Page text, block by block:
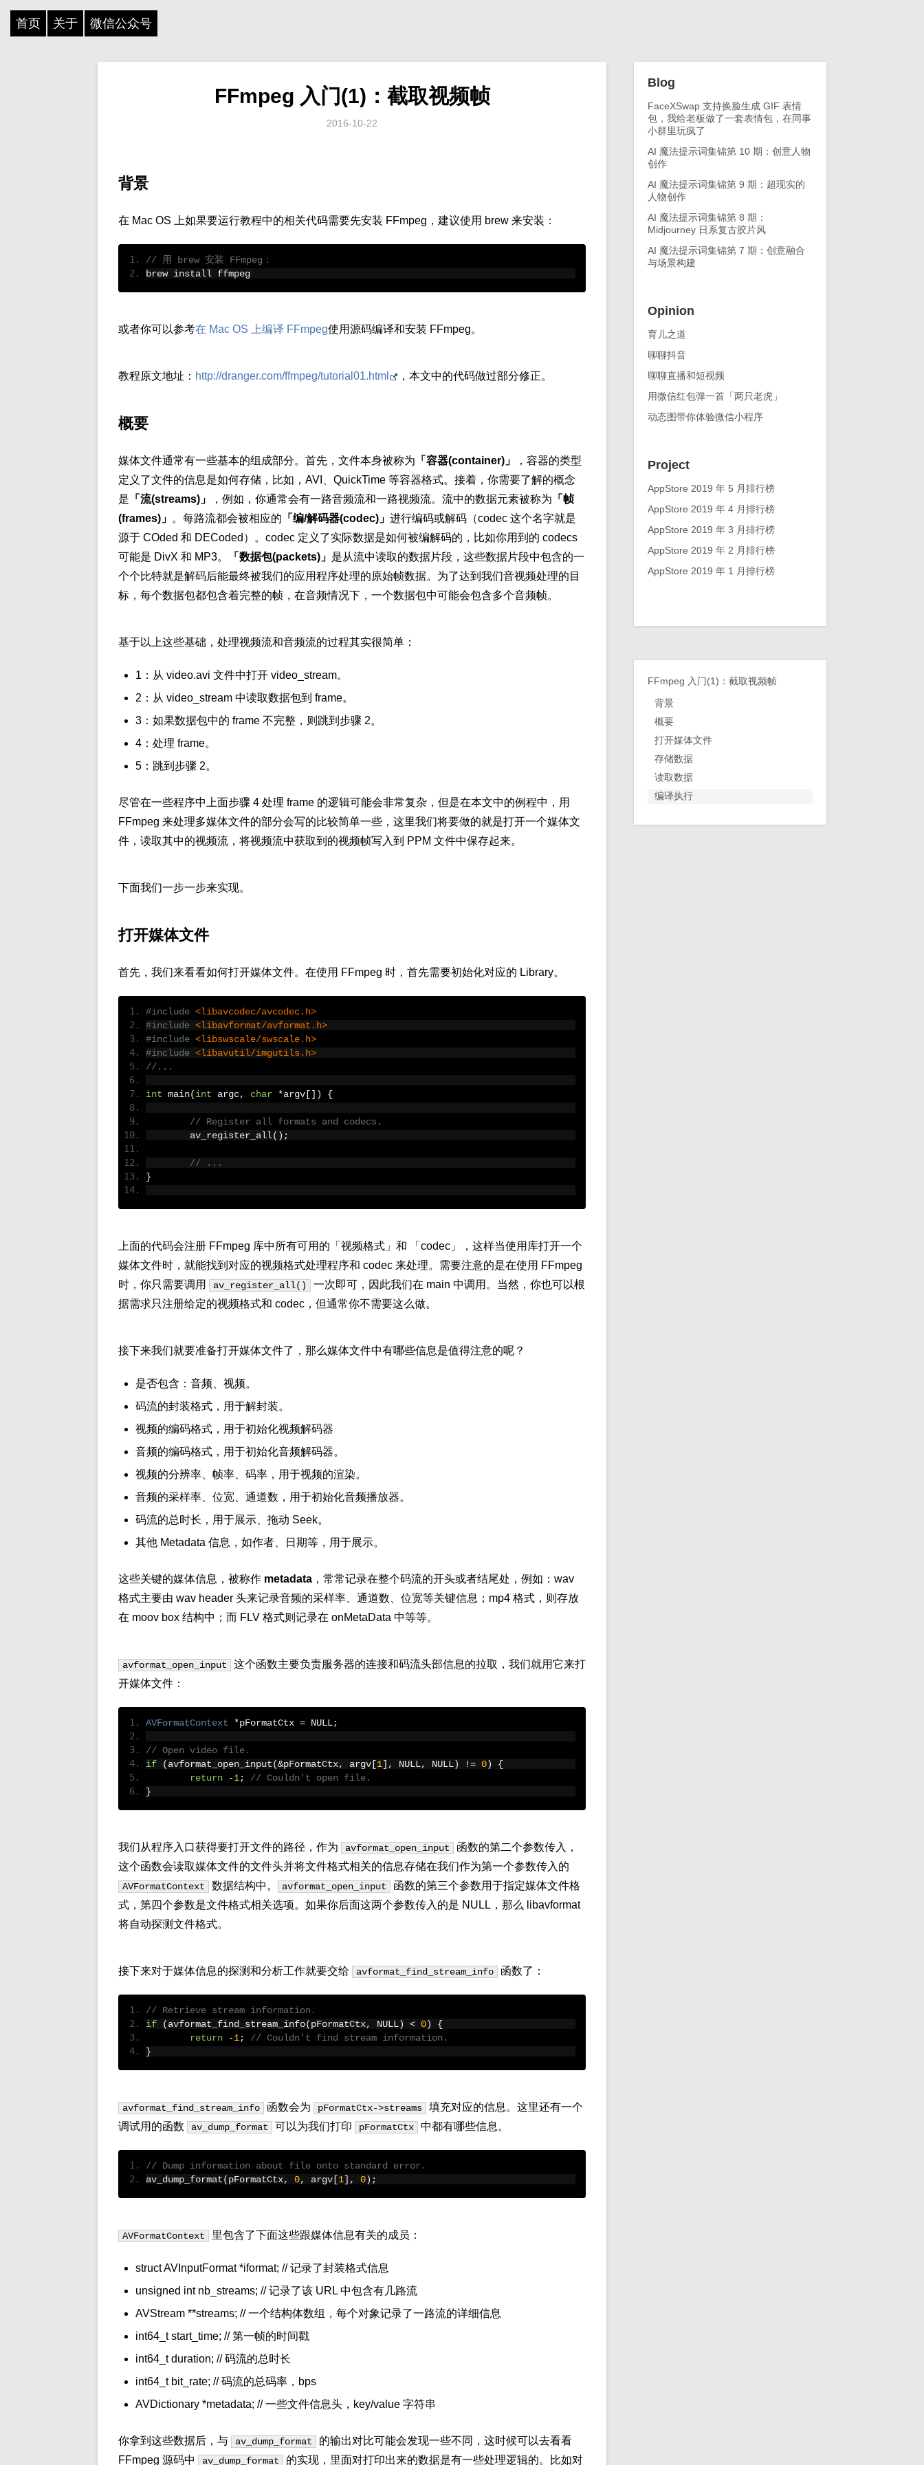
首页 关于 微信公众号
FFmpeg 入门(1)：截取视频帧
2016-10-22
背景
在 Mac OS 上如果要运行教程中的相关代码需要先安装 FFmpeg，建议使用 brew 来安装：
// 用 brew 安装 FFmpeg：
brew install ffmpeg
或者你可以参考在 Mac OS 上编译 FFmpeg使用源码编译和安装 FFmpeg。
教程原文地址： http://dranger.com/ffmpeg/tutorial01.html ，本文中的代码做过部分修正。
概要
媒体文件通常有一些基本的组成部分。首先，文件本身被称为 「容器(container)」
，容器的类型
定义了文件的信息是如何存储，比如，AVI、QuickTime 等容器格式。接着，你需要了解的概念
是 「流(streams)」 ，例如，你通常会有一路音频流和一路视频流。流中的数据元素被称为 「帧
(frames)」 。每路流都会被相应的 「编/解码器(codec)」 进行编码或解码（codec 这个名字就是
源于 COded 和 DECoded）。codec 定义了实际数据是如何被编解码的，比如你用到的 codecs
可能是 DivX 和 MP3。
「数据包(packets)」 是从流中读取的数据片段，这些数据片段中包含的一
个个比特就是解码后能最终被我们的应用程序处理的原始帧数据。为了达到我们音视频处理的目
标，每个数据包都包含着完整的帧，在音频情况下，一个数据包中可能会包含多个音频帧。
基于以上这些基础，处理视频流和音频流的过程其实很简单：
1：从 video.avi 文件中打开 video_stream。
2：从 video_stream 中读取数据包到 frame。
3：如果数据包中的 frame 不完整，则跳到步骤 2。
4：处理 frame。
5：跳到步骤 2。
尽管在一些程序中上面步骤 4 处理 frame 的逻辑可能会非常复杂，但是在本文中的例程中，用
FFmpeg 来处理多媒体文件的部分会写的比较简单一些，这里我们将要做的就是打开一个媒体文
件，读取其中的视频流，将视频流中获取到的视频帧写入到 PPM 文件中保存起来。
下面我们一步一步来实现。
打开媒体文件
首先，我们来看看如何打开媒体文件。在使用 FFmpeg 时，首先需要初始化对应的 Library。
#include <libavcodec/avcodec.h>
#include <libavformat/avformat.h>
#include <libswscale/swscale.h>
#include <libavutil/imgutils.h>
//...
int main(int argc, char *argv []) {
// Register all formats and codecs.
	av_register_all
();
// ...
}
上面的代码会注册 FFmpeg 库中所有可用的「视频格式」和 「codec」，这样当使用库打开一个
媒体文件时，就能找到对应的视频格式处理程序和 codec 来处理。需要注意的是在使用 FFmpeg
时，你只需要调用
av_register_all()
一次即可，因此我们在 main 中调用。当然，你也可以根
据需求只注册给定的视频格式和 codec，但通常你不需要这么做。
接下来我们就要准备打开媒体文件了，那么媒体文件中有哪些信息是值得注意的呢？
是否包含：音频、视频。
码流的封装格式，用于解封装。
视频的编码格式，用于初始化视频解码器
音频的编码格式，用于初始化音频解码器。
视频的分辨率、帧率、码率，用于视频的渲染。
音频的采样率、位宽、通道数，用于初始化音频播放器。
码流的总时长，用于展示、拖动 Seek。
其他 Metadata 信息，如作者、日期等，用于展示。
这些关键的媒体信息，被称作 metadata ，常常记录在整个码流的开头或者结尾处，例如：wav
格式主要由 wav header 头来记录音频的采样率、通道数、位宽等关键信息；mp4 格式，则存放
在 moov box 结构中；而 FLV 格式则记录在 onMetaData 中等等。
avformat_open_input
这个函数主要负责服务器的连接和码流头部信息的拉取，我们就用它来打
开媒体文件：
AVFormatContext *pFormatCtx = NULL;
// Open video file.
if
(avformat_open_input(&pFormatCtx, argv [1], NULL, NULL) != 0)
{
return
-1;
// Couldn't open file.
}
我们从程序入口获得要打开文件的路径，作为 avformat_open_input
函数的第二个参数传入，
这个函数会读取媒体文件的文件头并将文件格式相关的信息存储在我们作为第一个参数传入的
AVFormatContext 数据结构中。 avformat_open_input
函数的第三个参数用于指定媒体文件格
式，第四个参数是文件格式相关选项。如果你后面这两个参数传入的是 NULL，那么 libavformat
将自动探测文件格式。
接下来对于媒体信息的探测和分析工作就要交给 avformat_find_stream_info 函数了：
// Retrieve stream information.
if
(avformat_find_stream_info(pFormatCtx, NULL) < 0)
{
return
-1;
// Couldn't find stream information.
}
avformat_find_stream_info 函数会为 pFormatCtx->streams
填充对应的信息。这里还有一个
调试用的函数
av_dump_format 可以为我们打印 pFormatCtx 中都有哪些信息。
// Dump information about file onto standard error.
av_dump_format(pFormatCtx, 0, argv [1], 0);
AVFormatContext 里包含了下面这些跟媒体信息有关的成员：
struct AVInputFormat *iformat; // 记录了封装格式信息
unsigned int nb_streams; // 记录了该 URL 中包含有几路流
AVStream **streams; // 一个结构体数组，每个对象记录了一路流的详细信息
int64_t start_time; // 第一帧的时间戳
int64_t duration; // 码流的总时长
int64_t bit_rate; // 码流的总码率，bps
AVDictionary *metadata; // 一些文件信息头，key/value 字符串
你拿到这些数据后，与 av_dump_format
的输出对比可能会发现一些不同，这时候可以去看看
FFmpeg 源码中
av_dump_format 的实现，里面对打印出来的数据是有一些处理逻辑的。比如对
Blog
FaceXSwap 支持换脸生成 GIF 表情
包，我给老板做了一套表情包，在同事
小群里玩疯了
AI 魔法提示词集锦第 10 期：创意人物
创作
AI 魔法提示词集锦第 9 期：超现实的
人物创作
AI 魔法提示词集锦第 8 期：
Midjourney 日系复古胶片风
AI 魔法提示词集锦第 7 期：创意融合
与场景构建
Opinion
育儿之道
聊聊抖音
聊聊直播和短视频
用微信红包弹一首「两只老虎」
动态图带你体验微信小程序
Project
AppStore 2019 年 5 月排行榜
AppStore 2019 年 4 月排行榜
AppStore 2019 年 3 月排行榜
AppStore 2019 年 2 月排行榜
AppStore 2019 年 1 月排行榜
FFmpeg 入门(1)：截取视频帧
背景
概要
打开媒体文件
存储数据
读取数据
编译执行